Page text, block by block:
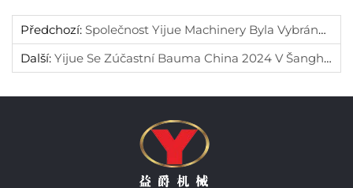
Předchozí: Společnost Yijue Machinery Byla Vybrána Jako Součást Oficiální Zahraniční Delegace Úřadu Pro Obchod Města Wuhan A Bude Prezentovat Své Produkty Na Výstavě Pěti Průmyslů Egypt 2026.
Další: Yijue Se Zúčastní Bauma China 2024 V Šanghaji